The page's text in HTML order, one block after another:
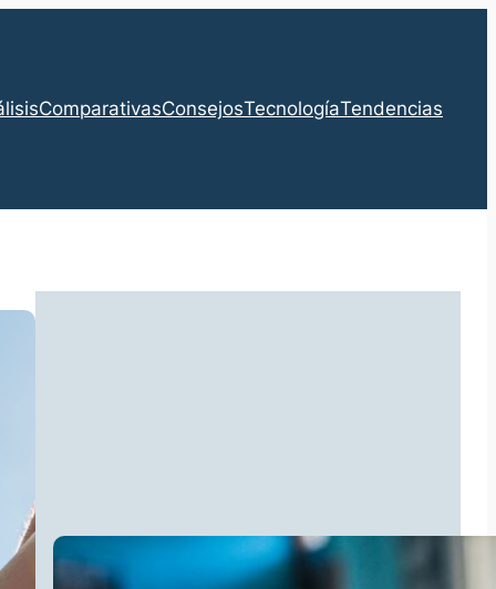
ComparativasConsejosTecnologíaTendencias